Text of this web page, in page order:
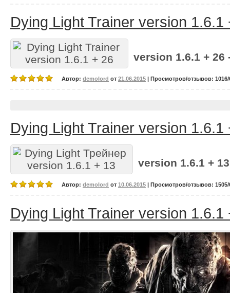
Dying Light Trainer version 1.6.1
version 1.6.1 + 26
Автор: demolord от 21.06.2015 | Просмотров/отзывов: 1016/
Dying Light Trainer version 1.6.1
version 1.6.1 +
Автор: demolord от 10.06.2015 | Просмотров/отзывов: 1505/
Dying Light Trainer version 1.6.1